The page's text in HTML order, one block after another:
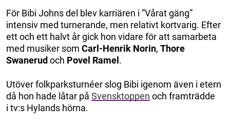
För Bibi Johns del blev karriären i ”Vårat gäng”
intensiv med turnerande, men relativt kortvarig. Efter
ett och ett halvt år gick hon vidare för att samarbeta
med musiker som Carl-Henrik Norin, Thore
Swanerud och Povel Ramel .
Utöver folkparksturnéer slog Bibi igenom även i etern
då hon hade låtar på Svensktoppen och framträdde
i tv:s Hylands hörna.